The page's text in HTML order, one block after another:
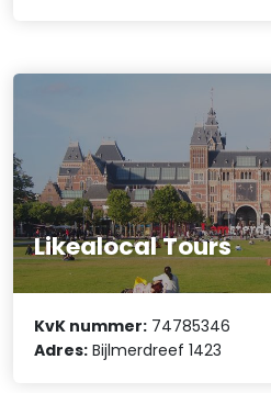
Likealocal Tours
KvK nummer: 74785346
Adres: Bijlmerdreef 1423